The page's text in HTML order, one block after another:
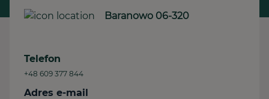
Baranowo 06-320
Telefon
+48 609 377 844
Adres e-mail